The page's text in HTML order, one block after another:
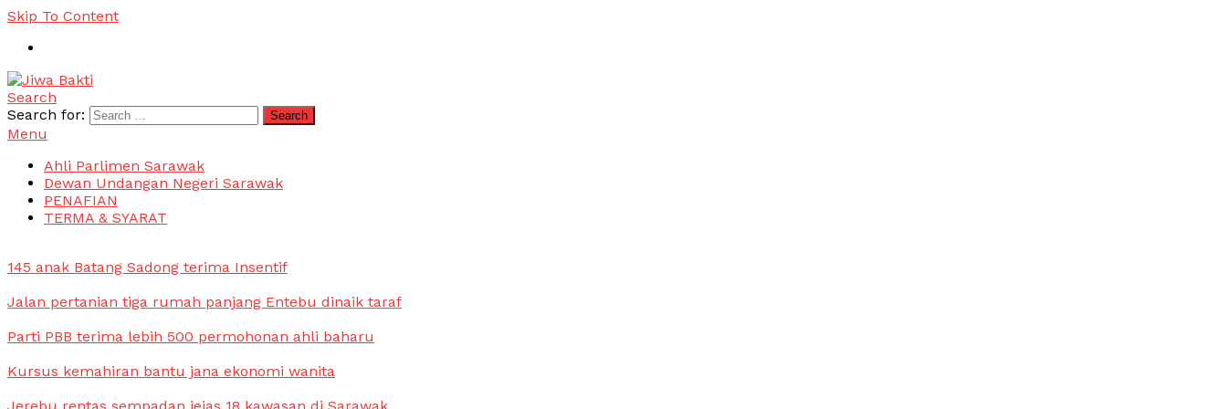
Skip To Content
Jiwa Bakti
Suara PBB Sarawak
Search
Search for:
Menu
Ahli Parlimen Sarawak
Dewan Undangan Negeri Sarawak
PENAFIAN
TERMA & SYARAT
145 anak Batang Sadong terima Insentif
Jalan pertanian tiga rumah panjang Entebu dinaik taraf
Parti PBB terima lebih 500 permohonan ahli baharu
Kursus kemahiran bantu jana ekonomi wanita